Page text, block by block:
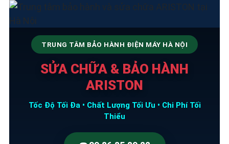
TRUNG TÂM BẢO HÀNH ĐIỆN MÁY HÀ NỘI
SỬA CHỮA & BẢO HÀNH
ARISTON
Tốc Độ Tối Đa • Chất Lượng Tối Ưu • Chi Phí Tối
Thiểu